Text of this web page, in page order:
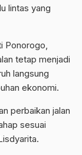
lintas yang
Ponorogo,
tetap menjadi
langsung
ekonomi.
perbaikan jalan
sesuai